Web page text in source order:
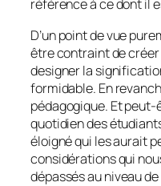
référence à ce dont il
D’un point de vue
être contraint de
designer la
formidable. En
pédagogique. Et peut-
quotidien des
éloigné qui les aurait
considérations qui
dépassés au niveau